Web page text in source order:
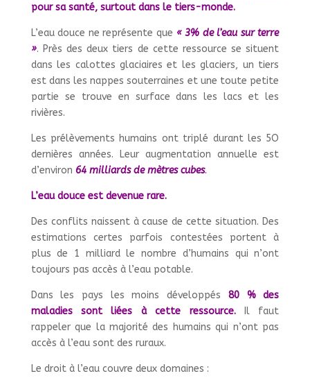
pour sa santé, surtout dans le tiers-monde.
L’eau douce ne représente que « 3% de l’eau sur terre
». Près des deux tiers de cette ressource se situent
dans les calottes glaciaires et les glaciers, un tiers
est dans les nappes souterraines et une toute petite
partie se trouve en surface dans les lacs et les
rivières.
Les prélèvements humains ont triplé durant les 5O
dernières années. Leur augmentation annuelle est
d’environ 64 milliards de mètres cubes.
L’eau douce est devenue rare.
Des conflits naissent à cause de cette situation. Des
estimations certes parfois contestées portent à
plus de 1 milliard le nombre d’humains qui n’ont
toujours pas accès à l’eau potable.
Dans les pays les moins développés 80 % des
maladies sont liées à cette ressource.
Il faut
rappeler que la majorité des humains qui n’ont pas
accès à l’eau sont des ruraux.
Le droit à l’eau couvre deux domaines :